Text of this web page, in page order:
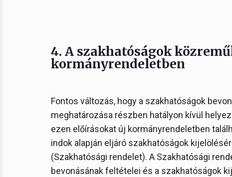
4. A szakhatóságok
kormányrendeletben
Fontos változás, hogy a szakhatóságok
meghatározása részben hatályon kívül
ezen előírásokat új kormányrendeletben
indok alapján eljáró szakhatóságok
(Szakhatósági rendelet). A Szakhatósági
bevonásának feltételei és a szakhatóságok